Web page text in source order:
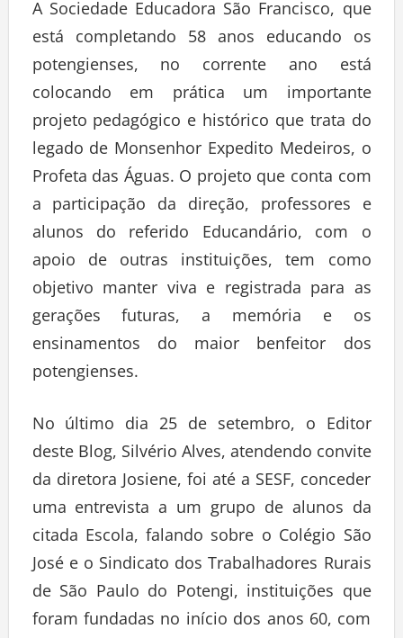
A Sociedade Educadora São Francisco, que
está completando 58 anos educando os
potengienses, no corrente ano está
colocando em prática um importante
projeto pedagógico e histórico que trata do
legado de Monsenhor Expedito Medeiros, o
Profeta das Águas. O projeto que conta com
a participação da direção, professores e
alunos do referido Educandário, com o
apoio de outras instituições, tem como
objetivo manter viva e registrada para as
gerações futuras, a memória e os
ensinamentos do maior benfeitor dos
potengienses.
No último dia 25 de setembro, o Editor
deste Blog, Silvério Alves, atendendo convite
da diretora Josiene, foi até a SESF, conceder
uma entrevista a um grupo de alunos da
citada Escola, falando sobre o Colégio São
José e o Sindicato dos Trabalhadores Rurais
de São Paulo do Potengi, instituições que
foram fundadas no início dos anos 60, com